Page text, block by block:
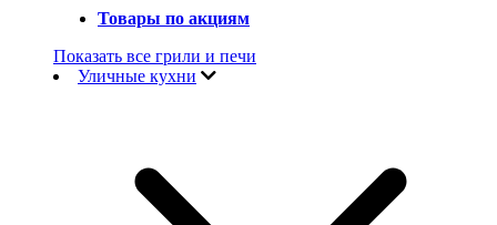
Товары по акциям
Показать все грили и печи
Уличные кухни